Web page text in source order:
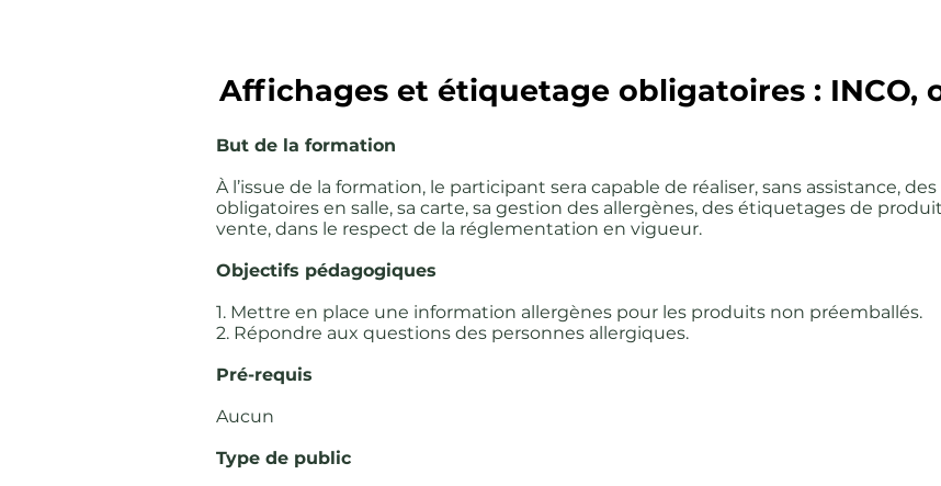
Affichages et étiquetage obligatoires : INCO,
But de la formation
À l’issue de la formation, le participant sera capable de réaliser, sans assistance,
obligatoires en salle, sa carte, sa gestion des allergènes, des étiquetages de
vente, dans le respect de la réglementation en vigueur.
Objectifs pédagogiques
1. Mettre en place une information allergènes pour les produits non préemballés.
2. Répondre aux questions des personnes allergiques.
Pré-requis
Aucun
Type de public